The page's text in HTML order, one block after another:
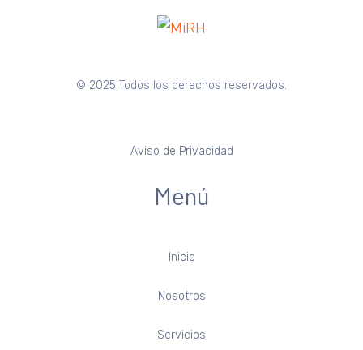
© 2025 Todos los derechos reservados.
Aviso de Privacidad
Menú
Inicio
Nosotros
Servicios